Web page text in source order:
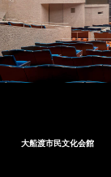
大船渡市民文化会館